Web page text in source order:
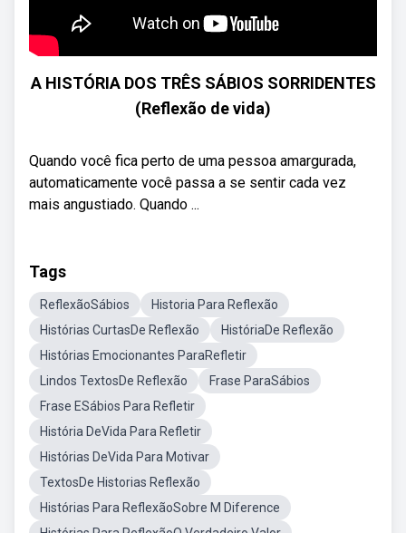
A HISTÓRIA DOS TRÊS SÁBIOS SORRIDENTES
(Reflexão de vida)
Quando você fica perto de uma pessoa amargurada,
automaticamente você passa a se sentir cada vez
mais angustiado. Quando ...
Tags
ReflexãoSábios
Historia Para Reflexão
Histórias CurtasDe Reflexão
HistóriaDe Reflexão
Histórias Emocionantes ParaRefletir
Lindos TextosDe Reflexão
Frase ParaSábios
Frase ESábios Para Refletir
História DeVida Para Refletir
Histórias DeVida Para Motivar
TextosDe Historias Reflexão
Histórias Para ReflexãoSobre M Diference